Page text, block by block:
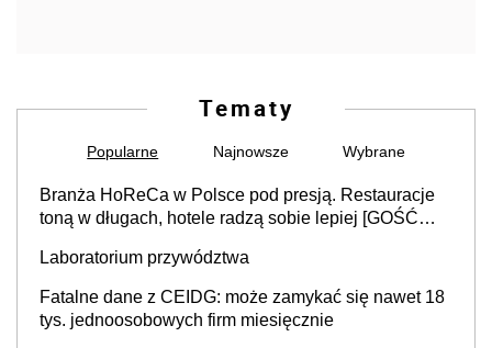
Tematy
Popularne Najnowsze Wybrane
Branża HoReCa w Polsce pod presją. Restauracje
toną w długach, hotele radzą sobie lepiej [GOŚĆ
Laboratorium przywództwa
Fatalne dane z CEIDG: może zamykać się nawet 18
tys. jednoosobowych firm miesięcznie